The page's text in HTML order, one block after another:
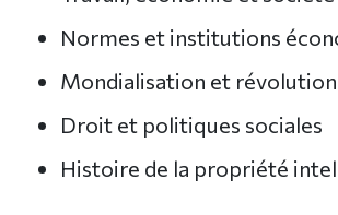
Normes et institutions
Mondialisation et
Droit et politiques sociales
Histoire de la propriété